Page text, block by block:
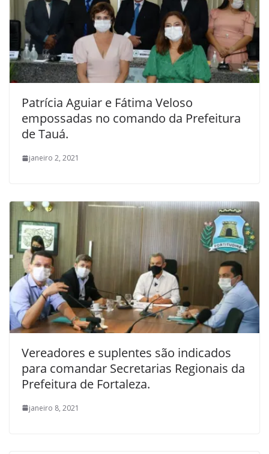
Patrícia Aguiar e Fátima Veloso
empossadas no comando da Prefeitura
de Tauá.
janeiro 2, 2021
Vereadores e suplentes são indicados
para comandar Secretarias Regionais da
Prefeitura de Fortaleza.
janeiro 8, 2021